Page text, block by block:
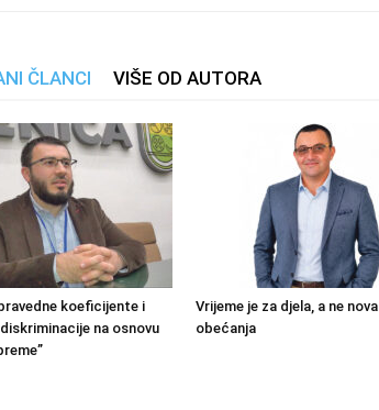
ČLANCI VIŠE OD AUTORA
koeficijente i
na osnovu
Vrijeme je za djela, a ne nova
obećanja